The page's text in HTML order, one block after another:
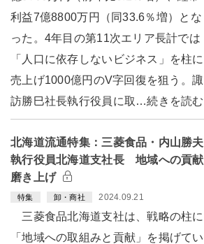
利益7億8800万円（同33.6％増）とな
った。4年目の第11次エリア長計では
「人口に依存しないビジネス」を柱に
売上げ1000億円のV字回復を狙う。諏
訪勝巳社長執行役員に取…続きを読む
北海道流通特集：三菱食品・内山勝夫
執行役員北海道支社長 地域への貢献
磨き上げ
特集 卸・商社 2024.09.21
三菱食品北海道支社は、戦略の柱に
「地域への取組みと貢献」を掲げてい